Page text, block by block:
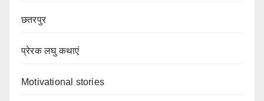
छतरपुर
प्रेरक लघु कथाएं
Motivational stories